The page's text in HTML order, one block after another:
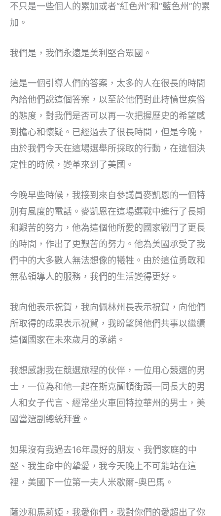
不只是一些個人的累加或者“紅色州”和“藍色州”的累
加。
我們是，我們永遠是美利堅合眾國。
這是一個引導人們的答案，太多的人在很長的時間
內給他們說這個答案，以至於他們對此持憤世疾俗
的態度，對我們是否可以再一次把握歷史的希望感
到擔心和懷疑。已經過去了很長時間，但是今晚，
由於我們今天在這場選舉所採取的行動，在這個決
定性的時候，變革來到了美國。
今晚早些時候，我接到來自參議員麥凱恩的一個特
別有風度的電話。麥凱恩在這場選戰中進行了長期
和艱苦的努力，他為這個他所愛的國家戰鬥了更長
的時間，作出了更艱苦的努力。他為美國承受了我
們中的大多數人無法想像的犧牲。由於這位勇敢和
無私領導人的服務，我們的生活變得更好。
我向他表示祝賀，我向佩林州長表示祝賀，向他們
所取得的成果表示祝賀，我盼望與他們共事以繼續
這個國家在未來歲月的承諾。
我想感謝我在競選旅程的伙伴，一位用心競選的男
士，一位為和他一起在斯克蘭頓街頭一同長大的男
人和女子代言、經常坐火車回特拉華州的男士，美
國當選副總統拜登。
如果沒有我過去16年最好的朋友、我們家庭的中
堅、我生命中的摯愛，我今天晚上不可能站在這
裡，美國下一位第一夫人米歇爾-奧巴馬。
薩沙和馬莉婭，我愛你們，我對你們的愛超出了你